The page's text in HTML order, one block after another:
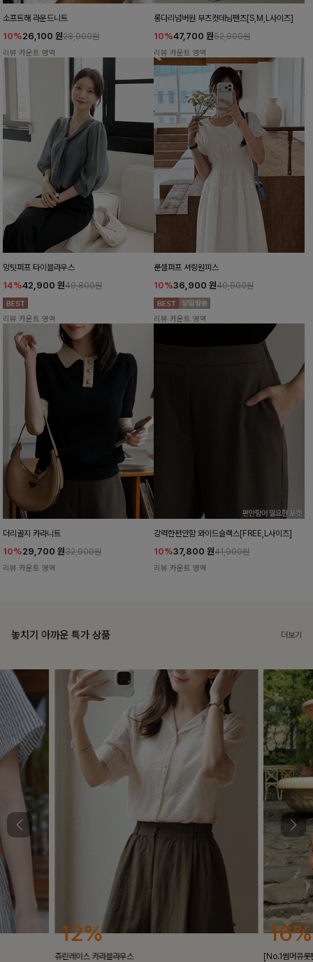
소프트해 라운드니트
10%26,100 원28,900원
리뷰 카운트 영역
롱다리넘버원 부츠컷데님팬츠[S,M,L사이즈]
10%47,700 원52,900원
리뷰 카운트 영역
밍팃퍼프 타이블라우스
14%42,900 원49,800원
리뷰 카운트 영역
룬셀퍼프 셔링원피스
10%36,900 원40,900원
리뷰 카운트 영역
더리골지 카라니트
10%29,700 원32,900원
리뷰 카운트 영역
강력한편안함 와이드슬랙스[FREE,L사이즈]
10%37,800 원41,900원
리뷰 카운트 영역
놓치기 아까운 특가 상품 더보기
16%
[No.1썸머큐롯팬츠]제이즈 큐롯팬츠
18%
켄픈배색 스트